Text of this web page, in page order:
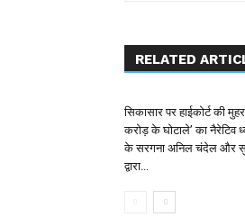
RELATED
सिकासार पर हाईकोर्ट की
करोड़ के घोटाले’ का नैरेटिव
के सरगना अनिल चंदेल और
द्वारा...